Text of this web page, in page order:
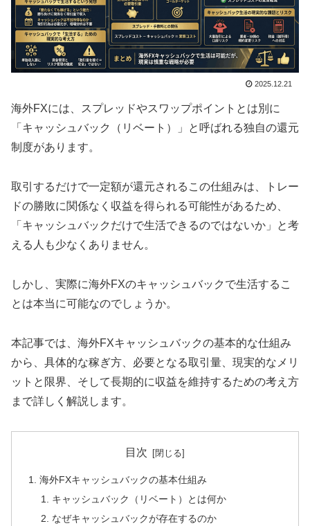
2025.12.21
海外FXには、スプレッドやスワップポイントとは別に
「キャッシュバック（リベート）」と呼ばれる独自の還元
制度があります。
取引するだけで一定額が還元されるこの仕組みは、トレー
ドの勝敗に関係なく収益を得られる可能性があるため、
「キャッシュバックだけで生活できるのではないか」と考
える人も少なくありません。
しかし、実際に海外FXのキャッシュバックで生活するこ
とは本当に可能なのでしょうか。
本記事では、海外FXキャッシュバックの基本的な仕組み
から、具体的な稼ぎ方、必要となる取引量、現実的なメリ
ットと限界、そして長期的に収益を維持するための考え方
まで詳しく解説します。
目次
海外FXキャッシュバックの基本仕組み
キャッシュバック（リベート）とは何か
なぜキャッシュバックが存在するのか